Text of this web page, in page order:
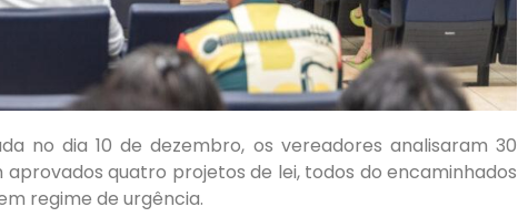
no dia 10 de dezembro, os vereadores analisaram 30
quatro projetos de lei, todos do encaminhados
regime de urgência.